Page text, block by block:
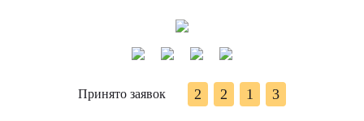
Принято заявок 2 2 1 3